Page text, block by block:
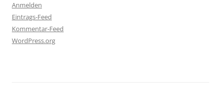
Anmelden
Eintrags-Feed
Kommentar-Feed
WordPress.org